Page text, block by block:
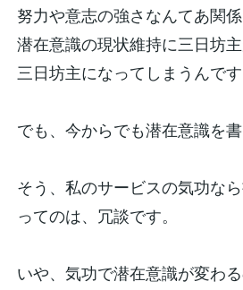
努力や意志の強さなんてあ関係
潜在意識の現状維持に三日坊主
三日坊主になってしまうんです
でも、今からでも潜在意識を
そう、私のサービスの気功なら
ってのは、冗談です。
いや、気功で潜在意識が変わる